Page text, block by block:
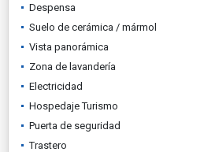
Despensa
Suelo de cerámica / mármol
Vista panorámica
Zona de lavandería
Electricidad
Hospedaje Turismo
Puerta de seguridad
Trastero